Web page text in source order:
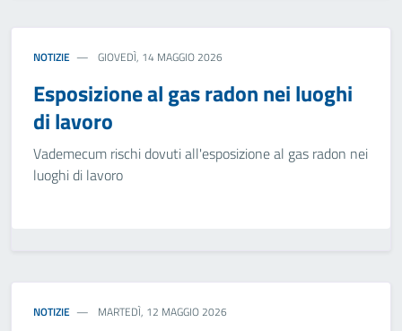
NOTIZIE GIOVEDÌ, 14 MAGGIO 2026
Esposizione al gas radon nei luoghi
di lavoro
Vademecum rischi dovuti all'esposizione al gas radon nei
luoghi di lavoro
NOTIZIE MARTEDÌ, 12 MAGGIO 2026